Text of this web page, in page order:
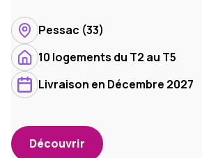
Pessac (33)
10 logements du T2 au T5
Livraison en Décembre 2027
Découvrir